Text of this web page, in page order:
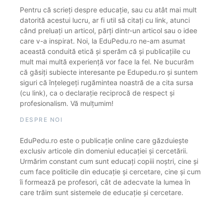
Pentru că scrieți despre educație, sau cu atât mai mult
datorită acestui lucru, ar fi util să citați cu link, atunci
când preluați un articol, părți dintr-un articol sau o idee
care v-a inspirat. Noi, la EduPedu.ro ne-am asumat
această conduită etică și sperăm că și publicațiile cu
mult mai multă experiență vor face la fel. Ne bucurăm
că găsiți subiecte interesante pe Edupedu.ro și suntem
siguri că înțelegeți rugămintea noastră de a cita sursa
(cu link), ca o declarație reciprocă de respect și
profesionalism. Vă mulțumim!
DESPRE NOI
EduPedu.ro este o publicație online care găzduiește
exclusiv articole din domeniul educației și cercetării.
Urmărim constant cum sunt educați copiii noștri, cine și
cum face politicile din educație și cercetare, cine și cum
îi formează pe profesori, cât de adecvate la lumea în
care trăim sunt sistemele de educație și cercetare.